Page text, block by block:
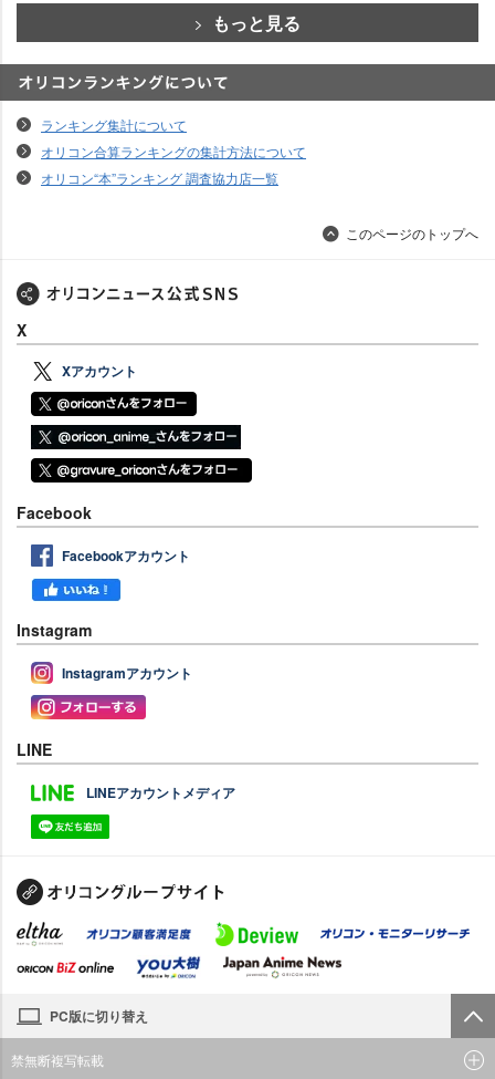
もっと見る
ランキング集計について
オリコン合算ランキングの集計方法について
オリコン“本”ランキング 調査協力店一覧
このページのトップへ
X
Xアカウント
Facebook
Facebookアカウント
Instagram
Instagramアカウント
LINE
LINEアカウントメディア
PC版に切り替え
禁無断複写転載